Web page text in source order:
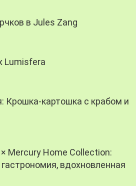
в Jules Zang
Lumisfera
Крошка-картошка с крабом и
Mercury Home Collection:
вдохновленная